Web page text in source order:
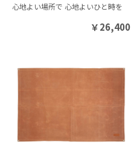
心地よい場所で 心地よいひと時を
￥26,400